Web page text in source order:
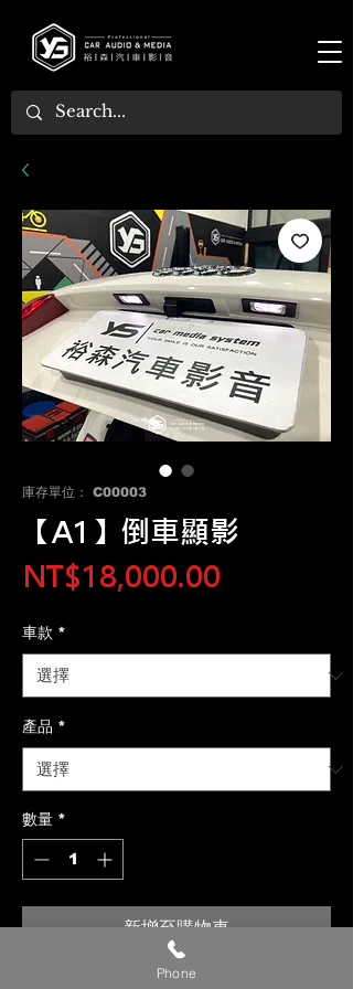
庫存單位： C00003
【A1】倒車顯影
NT$18,000.00
車款 *
產品 *
數量 *
新增至購物車
Phone